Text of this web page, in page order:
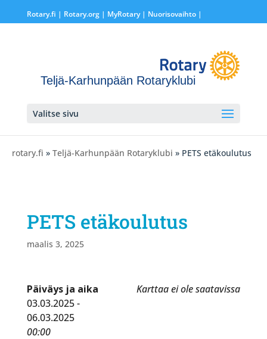
Rotary.fi | Rotary.org| MyRotary | Nuorisovaihto|
Teljä-Karhunpään Rotaryklubi
Valitse sivu
rotary.fi » Teljä-Karhunpään Rotaryklubi » PETS etäkoulutus
PETS etäkoulutus
maalis 3, 2025
Karttaa ei ole saatavissa
Päiväys ja aika
03.03.2025 -
06.03.2025
00:00